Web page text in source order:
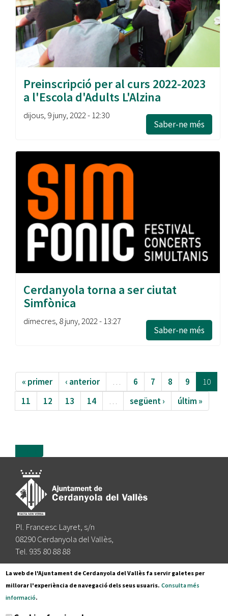
Preinscripció per al curs 2022-2023
a l'Escola d'Adults L'Alzina
dijous, 9 juny, 2022 - 12:30
Saber-ne més
Cerdanyola torna a ser ciutat
Simfònica
dimecres, 8 juny, 2022 - 13:27
Saber-ne més
« primer ‹ anterior … 6 7 8 9
10
11
12 13 14 … següent › últim »
Pl. Francesc Layret, s/n
08290 Cerdanyola del Vallès,
Tel. 935 80 88 88
Segueix-nos a:
La web de l'Ajuntament de Cerdanyola del Vallès fa servir galetes per
millorar l'experiència de navegació dels seus usuaris. Consulta més
informació.